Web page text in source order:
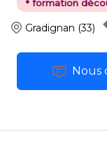
formation
Gradignan (33)
Nous